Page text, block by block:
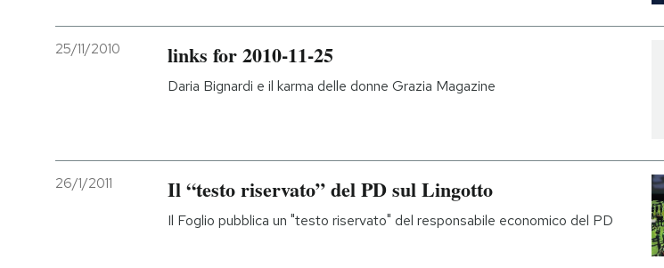
25/11/2010 links for 2010-11-25
Daria Bignardi e il karma delle donne Grazia Magazine
26/1/2011 Il “testo riservato” del PD sul Lingotto
Il Foglio pubblica un "testo riservato" del responsabile economico del PD